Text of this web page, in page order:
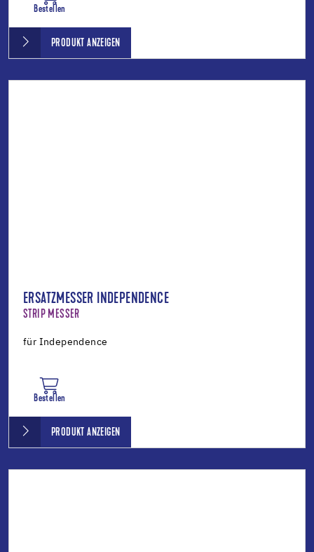
Bestellen
PRODUKT ANZEIGEN
ERSATZMESSER INDEPENDENCE
STRIP MESSER
für Independence
Bestellen
PRODUKT ANZEIGEN